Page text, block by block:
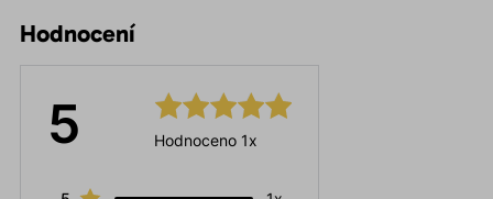
Hodnocení
5 Hodnoceno 1x